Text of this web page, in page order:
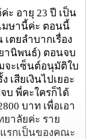
ะ อายุ 23 ปี เป็น
มษานี้ค่ะ ตอนนี้
ตยลำบากเรื่อง
ยานิพนธ์) ตอนจบ
จะเซ็นต์อนุมัติใบ
เสียเงินไปเยอะ
บ พี่คะใครก็ได้
บาท เพื่อเอา
ยาลัยค่ะ ราย
แรกเป็นของคณะ